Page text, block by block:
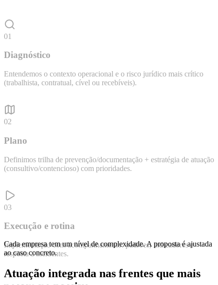
01
Diagnóstico
Entendemos o contexto operacional e o risco jurídico mais crítico
(trabalhista, contratual, cível ou recebíveis).
02
Plano
Definimos trilha de prevenção/documentação + estratégia de atuação
(consultivo/contencioso) com prioridades.
03
Execução e rotina
Implementação com acompanhamento: padrões, indicadores e
resposta a incidentes.
Cada empresa tem um nível de complexidade. A proposta é ajustada
ao caso concreto.
Atuação integrada nas frentes que mais